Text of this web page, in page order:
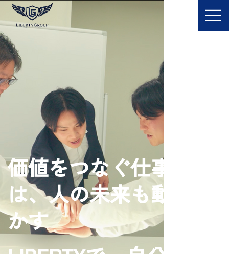
価値をつなぐ仕事
は、人の未来も動
かす